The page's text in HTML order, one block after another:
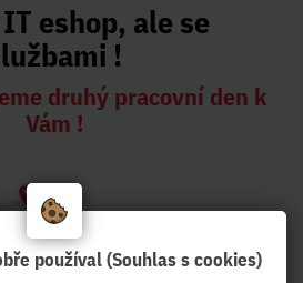
eshop, ale se
!
druhý pracovní den k
Vám !
používal (Souhlas s cookies)